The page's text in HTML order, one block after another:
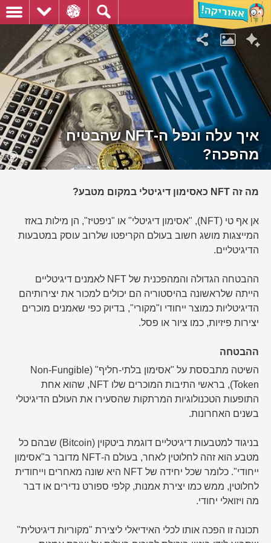
איך עלה ונפל ה-NFT שהבטיח
מהפכה?
מה זה NFT כאסימון דיגיטלי במקום מטבע?
אן אף טי (NFT), "אסימון דיגיטלי" או "ניפטיז", הן מילות באזז
המייצגות מושג חשוב בעולם הקריפטו שלרוב עוסק במטבעות
הדיגיטליים.
ההבטחה הגדולה והמהפכנית של NFT לאמנים דיגיטליים
הייתה שלראשונה בהיסטוריה הם יכולים למכור את יצירותיהם
הדיגיטליות כמוצר ייחודי ו"מקורי", בדיוק כפי שאמנים מוכרים
יצירות פיזיות, כמו ציור או פסל.
ההבטחה
השיטה מתבססת על "אסימון בלתי-חליף" (Non-Fungible
Token), בראשי התיבות המוכרים שלו NFT, שהוא אחת
התופעות הטכנולוגיות המרתקות שהסעירו את העולם הדיגיטלי
בשנים האחרונות.
בניגוד למטבעות דיגיטליים דוגמת ביטקוין (Bitcoin) שבהם כל
מטבע הוא זהה לחלוטין לאחר, בעולם ה-NFT מדובר ב"אסימון
ייחודי". כלומר שכל יחידה של NFT היא שונה מאחרים וייחודית
לחלוטין, ממש כמו יצירת אמנות, קלפי ספורט נדירים או דבר
מה ויזואלי יחודי.
תכונה זו הפכה אותו לכלי האידיאלי ליצירת "מקוריות דיגיטלית"